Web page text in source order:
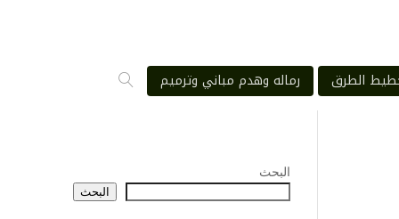
الطرق رماله وهدم مباني وترميم
البحث
البحث